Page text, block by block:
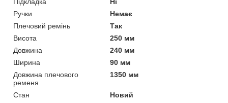
Ручки
Немає
Плечовий ремінь
Так
Висота
250 мм
Довжина
240 мм
Ширина
90 мм
Довжина плечового
ременя
1350 мм
Стан Новий